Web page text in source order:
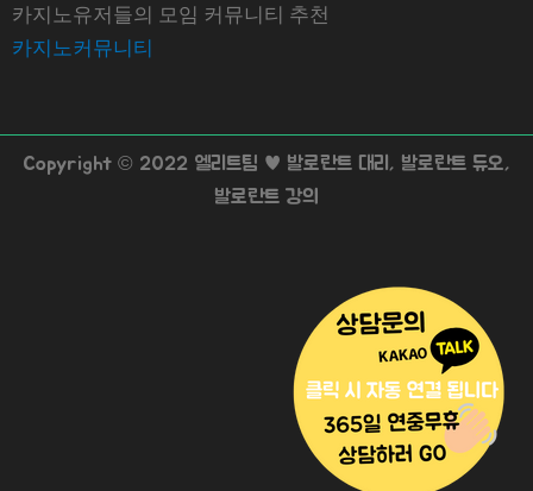
카지노유저들의 모임 커뮤니티 추천
카지노커뮤니티
Copyright © 2022 엘리트팀 ♥ 발로란트 대리, 발로란트 듀오,
발로란트 강의